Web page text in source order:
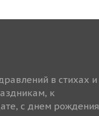
в стихах и
к
с днем